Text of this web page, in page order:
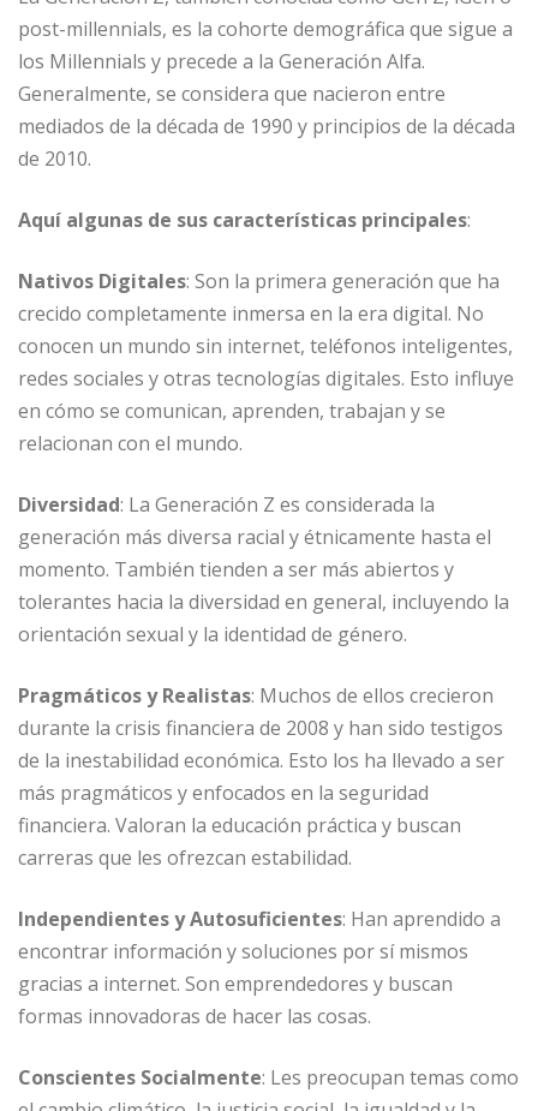
c
e
b
o
o
k
ai
l
k
e
dI
n
at
s
A
p
ss
e
n
g
r
m
p
ar
ti
post-millennials, es la cohorte demográfica que sigue a
los Millennials y precede a la Generación Alfa.
Generalmente, se considera que nacieron entre
mediados de la década de 1990 y principios de la década
de 2010.
Aquí algunas de sus características principales:
Nativos Digitales: Son la primera generación que ha
crecido completamente inmersa en la era digital. No
conocen un mundo sin internet, teléfonos inteligentes,
redes sociales y otras tecnologías digitales. Esto influye
en cómo se comunican, aprenden, trabajan y se
relacionan con el mundo.
Diversidad: La Generación Z es considerada la
generación más diversa racial y étnicamente hasta el
momento. También tienden a ser más abiertos y
tolerantes hacia la diversidad en general, incluyendo la
orientación sexual y la identidad de género.
Pragmáticos y Realistas: Muchos de ellos crecieron
durante la crisis financiera de 2008 y han sido testigos
de la inestabilidad económica. Esto los ha llevado a ser
más pragmáticos y enfocados en la seguridad
financiera. Valoran la educación práctica y buscan
carreras que les ofrezcan estabilidad.
Independientes y Autosuficientes: Han aprendido a
encontrar información y soluciones por sí mismos
gracias a internet. Son emprendedores y buscan
formas innovadoras de hacer las cosas.
Conscientes Socialmente: Les preocupan temas como